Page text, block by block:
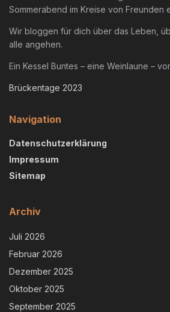
Sommerabend im Kreise von Freunden
Wir bloggen für dich über das Leben,
alle angehen.
Ein Kessel Buntes – eine Weinlaune –
Brückentage 2023
Navigation
Datenschutzerklärung
Impressum
Sitemap
Archiv
Juli 2026
Februar 2026
Dezember 2025
Oktober 2025
September 2025